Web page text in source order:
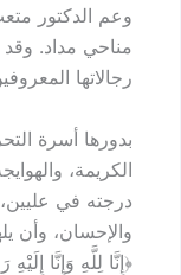
وعم الدكتور
مناحي مداد. وقد
رجالاتها
بدورها أسرة
الكريمة،
درجته في
والإحسان، وأن
﴿إِنَّا لِلَّهِ وَإِنَّا